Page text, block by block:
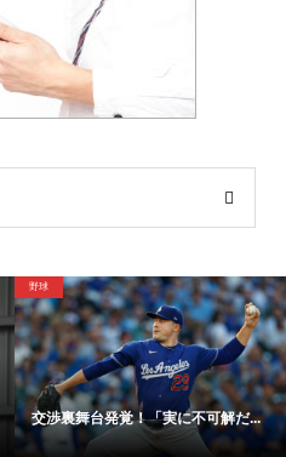
野球
交渉裏舞台発覚！「実に不可解だ...